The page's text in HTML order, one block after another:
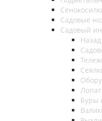
Садовые
Садовый
Назад
Буры